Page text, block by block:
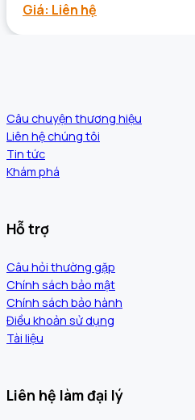
Giá: Liên hệ
Câu chuyện thương hiệu
Liên hệ chúng tôi
Tin tức
Khám phá
Hỗ trợ
Câu hỏi thường gặp
Chính sách bảo mật
Chính sách bảo hành
Điều khoản sử dụng
Tài liệu
Liên hệ làm đại lý